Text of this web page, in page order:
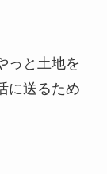
っと土地を
に送るため